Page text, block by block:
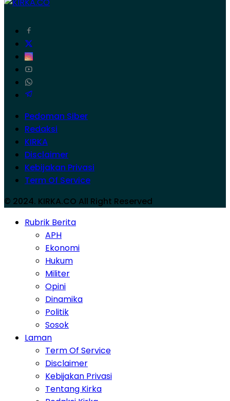
Pedoman Siber
Redaksi
KIRKA
Disclaimer
Kebijakan Privasi
Term Of Service
© 2024. KIRKA.CO All Right Reserved
Rubrik Berita
APH
Ekonomi
Hukum
Militer
Opini
Dinamika
Politik
Sosok
Laman
Term Of Service
Disclaimer
Kebijakan Privasi
Tentang Kirka